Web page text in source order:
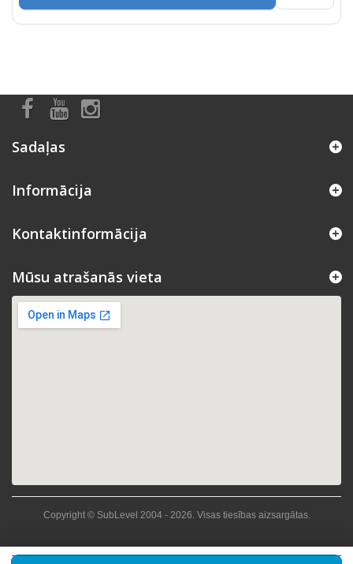
Sadaļas
Informācija
Kontaktinformācija
Mūsu atrašanās vieta
Copyright © SubLevel 2004 - 2026. Visas tiesības aizsargātas.